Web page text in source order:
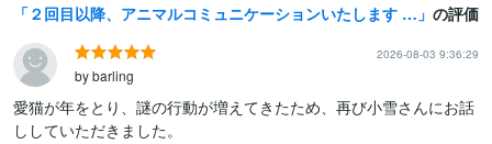
２回目以降、アニマルコミュニケーションいたします 2回目以降、本人確認なしお話のみ。 の評価
2026-08-03 9:36:29
by barling
愛猫が年をとり、謎の行動が増えてきたため、再び小雪さんにお話
ししていただきました。